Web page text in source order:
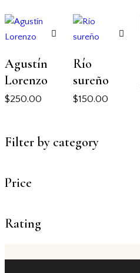
Agustín
Lorenzo
$250.00
Río
sureño
$150.00
Filter by category
Price
Rating